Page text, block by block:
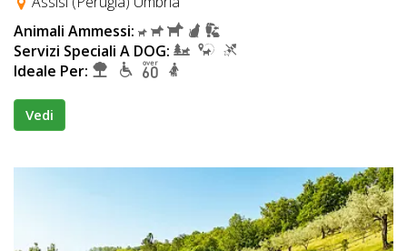
Animali Ammessi:
Servizi Speciali A DOG:
Ideale Per:
Vedi